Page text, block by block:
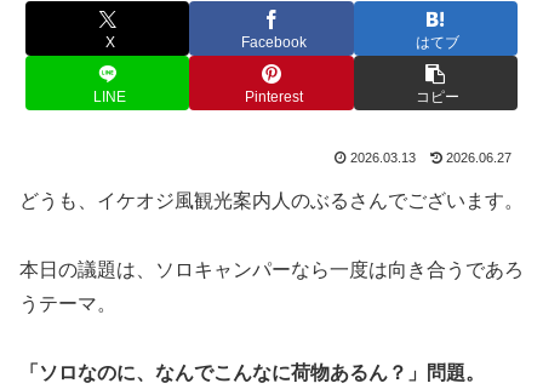
X Facebook はてブ
LINE Pinterest コピー
2026.03.13 2026.06.27
どうも、イケオジ風観光案内人のぶるさんでございます。
本日の議題は、ソロキャンパーなら一度は向き合うであろ
うテーマ。
「ソロなのに、なんでこんなに荷物あるん？」問題。